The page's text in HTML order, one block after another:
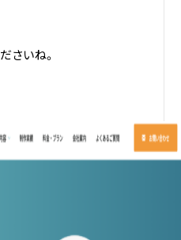
さいね。